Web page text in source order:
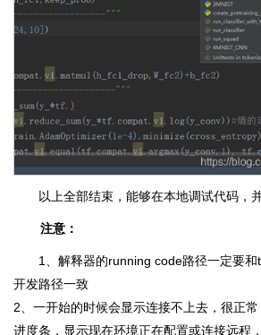
以上全部结束，能够在本地调试代码，
注意：
1、解释器的running code路径一定要
开发路径一致
2、一开始的时候会显示连接不上去，很正
进度条，显示现在环境正在配置或连接远程